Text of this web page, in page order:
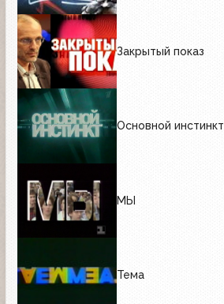
Закрытый показ
Основной инстинкт
МЫ
Тема